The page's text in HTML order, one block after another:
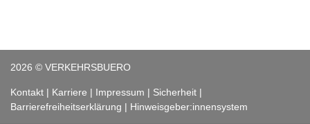
2026 © VERKEHRSBUERO
Kontakt Karriere Impressum
Sicherheit
Barrierefreiheitserklärung
Hinweisgeber:innensystem